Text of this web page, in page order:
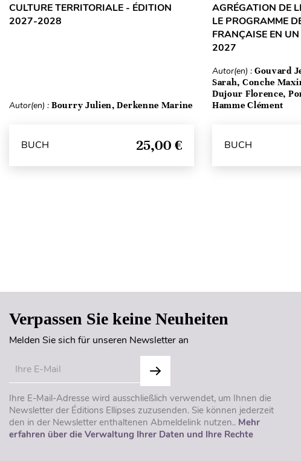
CULTURE TERRITORIALE - ÉDITION
2027-2028
Autor(en) : Bourry Julien, Derkenne Marine
BUCH 25,00 €
AGRÉGATION DE
LE PROGRAMME
FRANÇAISE EN
2027
Autor(en) : Gouvard
Sarah, Conche
Dujour Florence,
Hamme Clément
BUCH
Verpassen Sie keine Neuheiten
Melden Sie sich für unseren Newsletter an
Ihre E-Mail-Adresse wird ausschließlich verwendet, um Ihnen die
Newsletter der Éditions Ellipses zuzusenden. Sie können jederzeit
den in der Newsletter enthaltenen Abmeldelink nutzen.. Mehr
erfahren über die Verwaltung Ihrer Daten und Ihre Rechte